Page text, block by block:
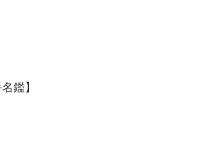
鑑】